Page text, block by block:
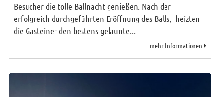
Besucher die tolle Ballnacht genießen. Nach der
erfolgreich durchgeführten Eröffnung des Balls, heizten
die Gasteiner den bestens gelaunte...
mehr Informationen